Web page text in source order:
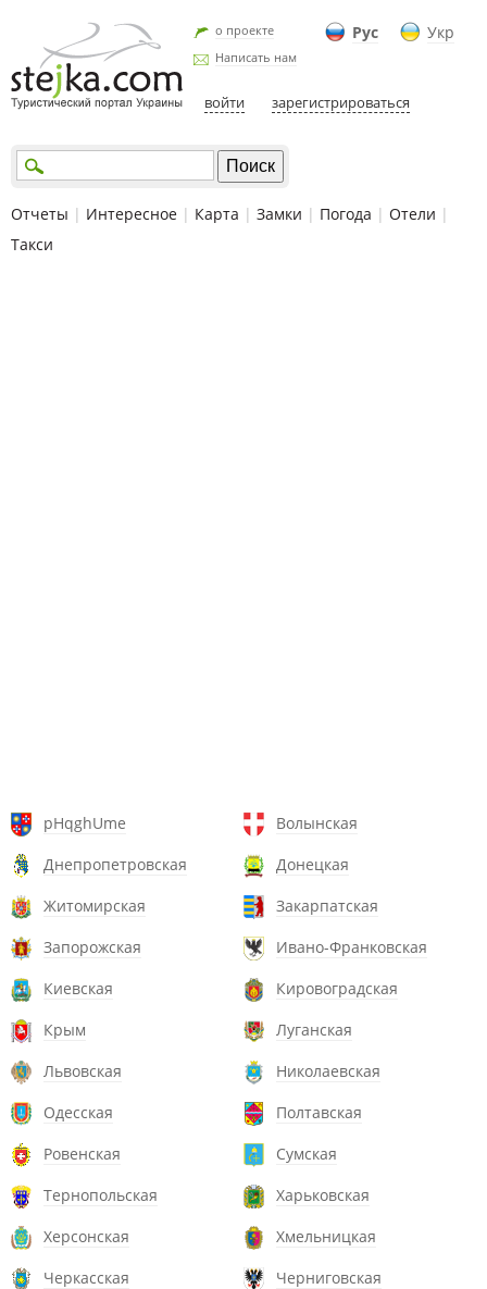
Рус Укр
о проекте
Написать нам
войти зарегистрироваться
Отчеты | Интересное | Карта | Замки | Погода | Отели |
Такси
pHqghUme
Волынская
Днепропетровская
Донецкая
Житомирская
Закарпатская
Запорожская
Ивано-Франковская
Киевская
Кировоградская
Крым
Луганская
Львовская
Николаевская
Одесская
Полтавская
Ровенская
Сумская
Тернопольская
Харьковская
Херсонская
Хмельницкая
Черкасская
Черниговская